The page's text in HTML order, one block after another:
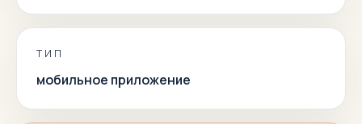
ТИП
мобильное приложение